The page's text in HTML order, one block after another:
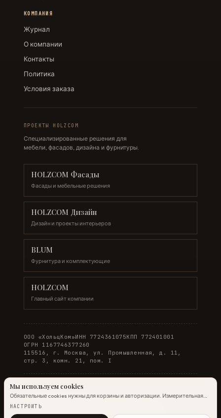
КОМПАНИЯ
Журнал
О компании
Контакты
Политика
Условия заказа
ПРОЕКТЫ HOLZCOM
Специализированные решения для
мебели, фасадов, дизайна и фурнитуры.
HOLZCOM Фасады
Фасады и мебельные решения
HOLZCOM Дизайн
Дизайн и проекты интерьеров
BLUM
Фурнитура и комплектующие
HOLZCOM
Главный сайт компании
ООО «ХольцКом»ИНН 7724361075КПП 772401001
ОГРН 1167746377260
115516, г. Москва, ул. Промышленная, д. 11,
стр. 3, комн. 21, пом. I
© 2026 WOODONLINE. Все права защищены.
Мы используем cookies
Обязательные cookies нужны для корзины и авторизации. Измерительная
аналитика Яндекс.Метрики работает на обычных страницах всегда;
НАСТРОИТЬ